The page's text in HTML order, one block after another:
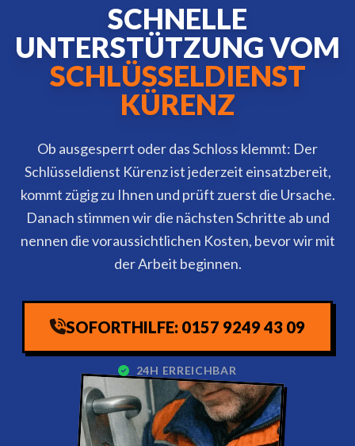
SCHNELLE
UNTERSTÜTZUNG VOM
SCHLÜSSELDIENST
KÜRENZ
Ob ausgesperrt oder das Schloss klemmt: Der
Schlüsseldienst Kürenz ist jederzeit einsatzbereit,
kommt zügig zu Ihnen und prüft zuerst die Ursache.
Danach stimmen wir die nächsten Schritte ab und
nennen die voraussichtlichen Kosten, bevor wir mit
der Arbeit beginnen.
SOFORTHILFE: 0157 9249 43 09
24H ERREICHBAR